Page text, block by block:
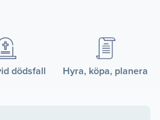
dödsfall Hyra, köpa, planera